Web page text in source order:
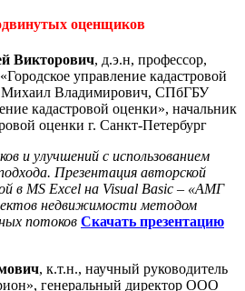
оценщиков
Викторович, д.э.н, профессор,
управление кадастровой
Михаил Владимирович, СПбГБУ
кадастровой оценки», начальник
оценки г. Санкт-Петербург
и улучшений с использованием
Презентация авторской
в MS Excel на Visual Basic – «АМГ
недвижимости методом
потоков Скачать презентацию
, к.т.н., научный руководитель
генеральный директор ООО